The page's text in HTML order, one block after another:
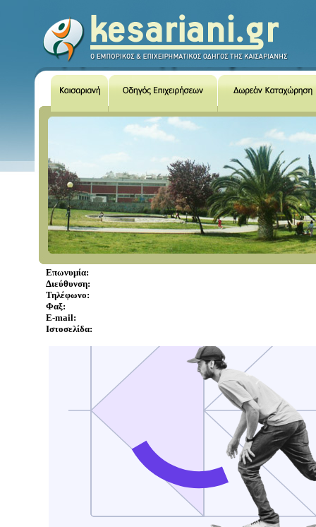
Επωνυμία:
Διεύθυνση:
Τηλέφωνο:
Φαξ:
E-mail:
Ιστοσελίδα: